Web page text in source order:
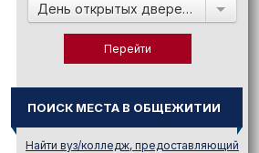
День открытых дверей в:
ПОИСК МЕСТА В ОБЩЕЖИТИИ
Найти вуз/колледж, предоставляющий